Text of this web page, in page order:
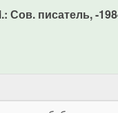
писатель, -